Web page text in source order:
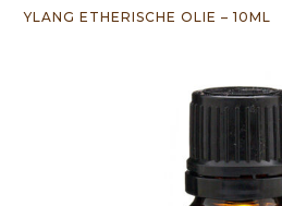
YLANG ETHERISCHE OLIE – 10ML